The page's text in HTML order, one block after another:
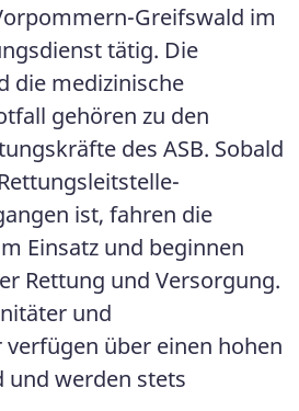
Greifswald im
tätig. Die
die medizinische
gehören zu den
des ASB. Sobald
ist, fahren die
Einsatz und beginnen
Rettung und Versorgung.
und
über einen hohen
und werden stets